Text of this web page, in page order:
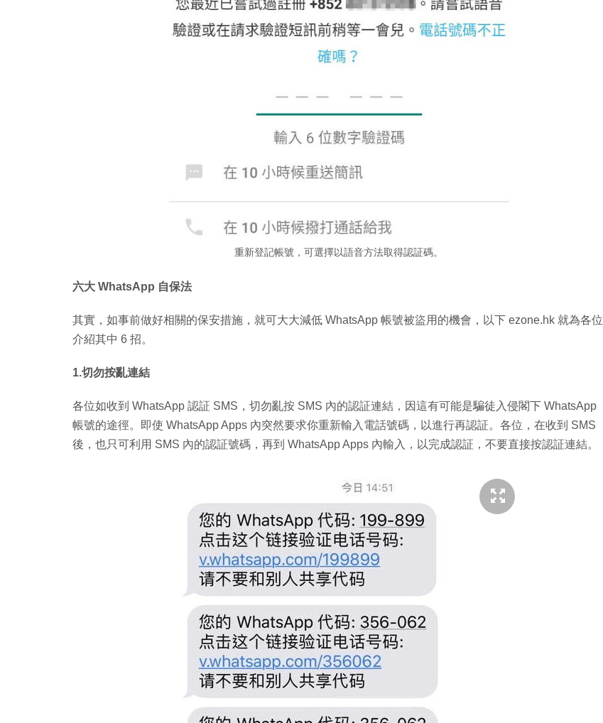
重新登記帳號，可選擇以語音方法取得認証碼。
六大 WhatsApp 自保法
其實，如事前做好相關的保安措施，就可大大減低 WhatsApp 帳號被盜用的機會，以下 ezone.hk 就為各位
介紹其中 6 招。
1.切勿按亂連結
各位如收到 WhatsApp 認証 SMS，切勿亂按 SMS 內的認証連結，因這有可能是騙徒入侵閣下 WhatsApp
帳號的途徑。即使 WhatsApp Apps 內突然要求你重新輸入電話號碼，以進行再認証。各位，在收到 SMS
後，也只可利用 SMS 內的認証號碼，再到 WhatsApp Apps 內輸入，以完成認証，不要直接按認証連結。